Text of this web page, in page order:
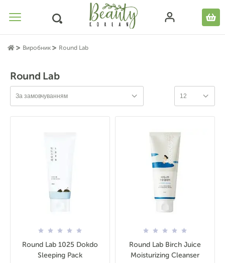
Виробник Round Lab
Round Lab
За замовчуванням 12
Round Lab 1025 Dokdo
Sleeping Pack
Round Lab Birch Juice
Moisturizing Cleanser